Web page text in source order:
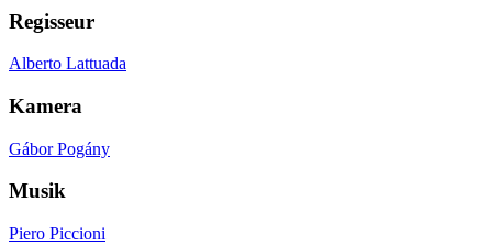
Regisseur
Alberto Lattuada
Kamera
Gábor Pogány
Musik
Piero Piccioni